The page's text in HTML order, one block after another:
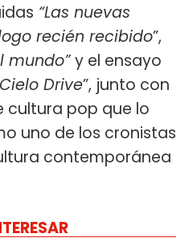
“Las nuevas
recién recibido”,
mundo”y el ensayo
Cielo Drive”, junto con
cultura pop que lo
uno de los cronistas
contemporánea